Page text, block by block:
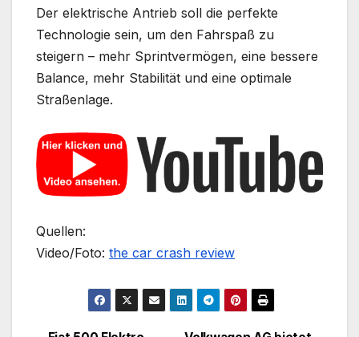
Der elektrische Antrieb soll die perfekte
Technologie sein, um den Fahrspaß zu
steigern – mehr Sprintvermögen, eine bessere
Balance, mehr Stabilität und eine optimale
Straßenlage.
Quellen:
Video/Foto: the car crash review